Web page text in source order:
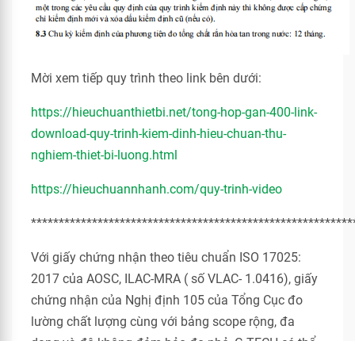
Mời xem tiếp quy trình theo link bên dưới:
https://hieuchuanthietbi.net/tong-hop-gan-400-link-
download-quy-trinh-kiem-dinh-hieu-chuan-thu-
nghiem-thiet-bi-luong.html
https://hieuchuannhanh.com/quy-trinh-video
Với giấy chứng nhận theo tiêu chuẩn ISO 17025:
2017 của AOSC, ILAC-MRA ( số VLAC- 1.0416), giấy
chứng nhận của Nghị định 105 của Tổng Cục đo
lường chất lượng cùng với bảng scope rộng, đa